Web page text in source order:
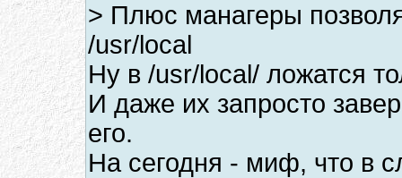
> Плюс манагеры
/usr/local
Ну в /usr/local/ ложатся
И даже их запросто
его.
На сегодня - миф, что в